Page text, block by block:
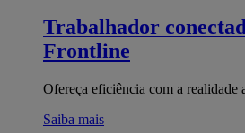
Trabalhador
Frontline
Ofereça eficiência com a realidade
Saiba mais